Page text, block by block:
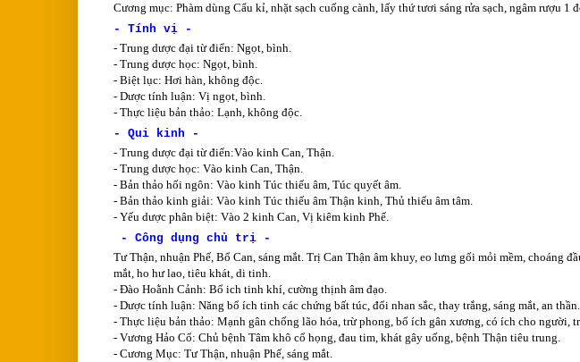
Cương mục: Phàm dùng Cẩu kỉ, nhặt sạch cuống cành, lấy thứ tươi sáng rửa sạch, ngâm rượu 1
- Tính vị -
- Trung dược đại từ điển: Ngọt, bình.
- Trung dược học: Ngọt, bình.
- Biệt lục: Hơi hàn, không độc.
- Dược tính luận: Vị ngọt, bình.
- Thực liệu bản thảo: Lạnh, không độc.
- Qui kinh -
- Trung dược đại từ điển:Vào kinh Can, Thận.
- Trung dược học: Vào kinh Can, Thận.
- Bản thảo hối ngôn: Vào kinh Túc thiếu âm, Túc quyết âm.
- Bản thảo kinh giải: Vào kinh Túc thiếu âm Thận kinh, Thủ thiếu âm tâm.
- Yếu dược phân biệt: Vào 2 kinh Can, Vị kiêm kinh Phế.
- Công dụng chủ trị -
Tư Thận, nhuận Phế, Bổ Can, sáng mắt. Trị Can Thận âm khuy, eo lưng gối mỏi mềm, choáng
mắt, ho hư lao, tiêu khát, di tinh.
- Đào Hoằnh Cảnh: Bổ ich tinh khí, cường thịnh âm đạo.
- Dược tính luận: Năng bổ ích tinh các chứng bất túc, đổi nhan sắc, thay trắng, sáng mắt, an thần.
- Thực liệu bản thảo: Mạnh gân chống lão hóa, trừ phong, bổ ích gân xương, có ích cho người,
- Vương Hảo Cổ: Chủ bệnh Tâm khô cổ họng, đau tim, khát gây uống, bệnh Thận tiêu trung.
- Cương Mục: Tư Thận, nhuận Phế, sáng mắt.